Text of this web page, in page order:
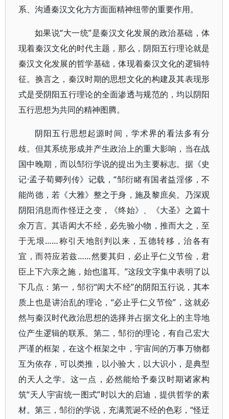
系、沟通秦汉文化方方面面精神纽带的重要作用。
如果说“大一统”是秦汉文化发展的政治基础，体
现着秦汉文化的时代主题，那么，阴阳五行理论就是
秦汉文化发展的哲学基础，体现着秦汉文化的逻辑特
征。换言之，秦汉时期的思想文化的构建及其表现形
式是受阴阳五行理论的全面渗透与规范的，均以阴阳
五行思想为共同的精神图腾。
阴阳五行思想起源时间，学术界的看法多有分
歧。但其系统形成并产生政治上的重大影响，当在战
国中晚期，而以邹衍学说的提出为主要标志。据《史
记·孟子荀卿列传》记载，“邹衍睹有国者益淫侈，不
能尚德，若《大雅》整之于身，施及黎庶矣。乃深观
阴阳消息而作怪迂之变，《终始》、《大圣》之篇十
余万言。其语闳大不经，必先验小物，推而大之，至
于无垠……称引天地剖判以来，五德转移，治各有
宜，而符应若兹……然要其归，必止乎仁义节俭，君
臣上下六亲之施，始也滥耳。”这段文字集中表明了以
下几点：第一，邹衍“闳大不经”的阴阳五行说，其本
质上也是讲治乱的理论，“必止乎仁义节俭”，这就必
然与秦汉时代政治思想的选择并占据文化上的主导地
位产生逻辑的联系。第二，邹衍的理论，有自己宏大
严谨的框架，在这个框架之中，宇宙间的万事万物都
互为依存，可以类推，以小验大，以大识小，是典型
的天人之学。这一点，必然能给予秦汉时期诸家构
筑“天人宇宙统一图式”时以大的启迪，提供哲学的素
材。第三，邹衍的学说，充满荒诞不经的色彩，“怪迂